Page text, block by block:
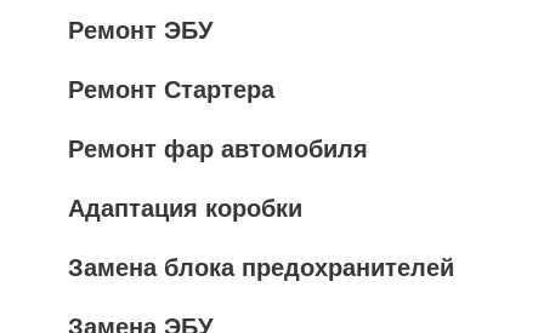
Ремонт ЭБУ
Ремонт Стартера
Ремонт фар автомобиля
Адаптация коробки
Замена блока предохранителей
Замена ЭБУ